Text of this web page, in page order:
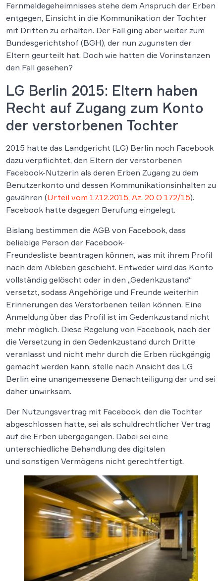
Fernmeldegeheimnisses stehe dem Anspruch der Erben
entgegen, Einsicht in die Kommunikation der Tochter
mit Dritten zu erhalten. Der Fall ging aber weiter zum
Bundesgerichtshof (BGH), der nun zugunsten der
Eltern geurteilt hat. Doch wie hatten die Vorinstanzen
den Fall gesehen?
LG Berlin 2015: Eltern haben
Recht auf Zugang zum Konto
der verstorbenen Tochter
2015 hatte das Landgericht (LG) Berlin noch Facebook
dazu verpflichtet, den Eltern der verstorbenen
Facebook-Nutzerin als deren Erben Zugang zu dem
Benutzerkonto und dessen Kommunikationsinhalten zu
gewähren (Urteil vom 17.12.2015, Az. 20 O 172/15).
Facebook hatte dagegen Berufung eingelegt.
Bislang bestimmen die AGB von Facebook, dass
beliebige Person der Facebook-
Freundesliste beantragen können, was mit ihrem Profil
nach dem Ableben geschieht. Entweder wird das Konto
vollständig gelöscht oder in den „Gedenkzustand“
versetzt, sodass Angehörige und Freunde weiterhin
Erinnerungen des Verstorbenen teilen können. Eine
Anmeldung über das Profil ist im Gedenkzustand nicht
mehr möglich. Diese Regelung von Facebook, nach der
die Versetzung in den Gedenkzustand durch Dritte
veranlasst und nicht mehr durch die Erben rückgängig
gemacht werden kann, stelle nach Ansicht des LG
Berlin eine unangemessene Benachteiligung dar und sei
daher unwirksam.
Der Nutzungsvertrag mit Facebook, den die Tochter
abgeschlossen hatte, sei als schuldrechtlicher Vertrag
auf die Erben übergegangen. Dabei sei eine
unterschiedliche Behandlung des digitalen
und sonstigen Vermögens nicht gerechtfertigt.